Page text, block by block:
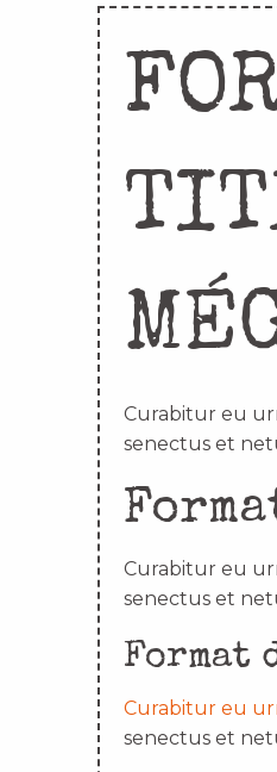
Curabitur eu
senectus et
Curabitur eu
senectus et
Format
Curabitur eu
senectus et